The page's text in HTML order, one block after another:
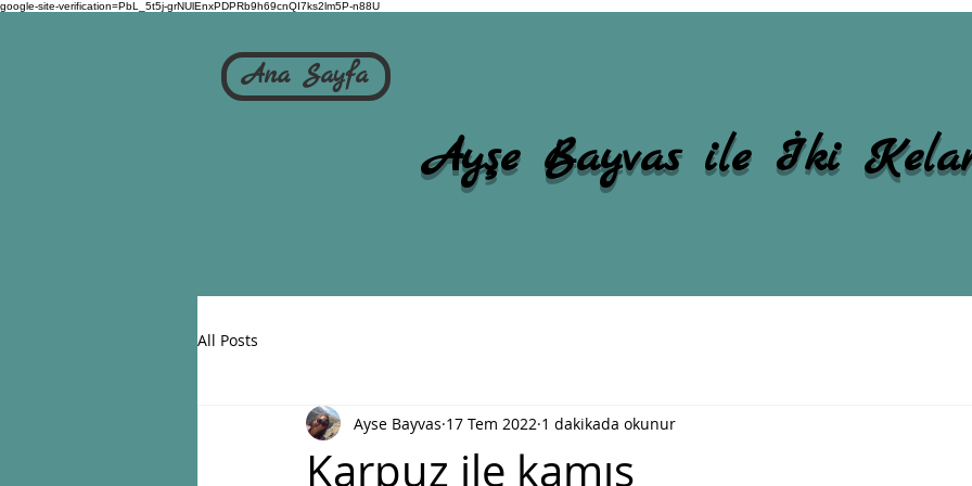
google-site-verification=PbL_5t5j-grNUlEnxPDPRb9h69cnQI7ks2lm5P-n88U
Ana Sayfa
Ayşe Bayvas ile İki
All Posts
Karpuz ile kamış
Ayse Bayvas 17 Tem 2022 1 dakikada okunur